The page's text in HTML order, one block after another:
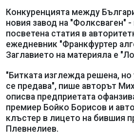
Конкуренцията между
новия завод на "Фолксваген" -
посветена статия в
ежедневник "Франкфуртер
Заглавието на материяла е
"Битката изглежда решена,
се предава", пише авторът
описва предприетата
премиер Бойко Борисов и
клъстер в лицето на бившия
Плевнелиев.